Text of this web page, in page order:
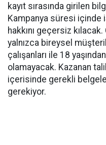
kayıt sırasında girilen
Kampanya süresi içinde
hakkını geçersiz
yalnızca bireysel
çalışanları ile 18
olamayacak. Kazanan
içerisinde gerekli
gerekiyor.